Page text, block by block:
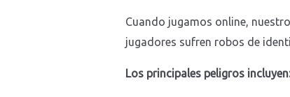
Cuando jugamos online,
jugadores sufren robos de
Los principales peligros incluyen: